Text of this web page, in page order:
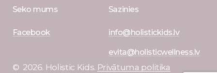
Seko mums
Facebook
Sazinies
info@holistickids.lv
evita@holisticwellness.lv
© 2026. Holistic Kids. Privātuma politika